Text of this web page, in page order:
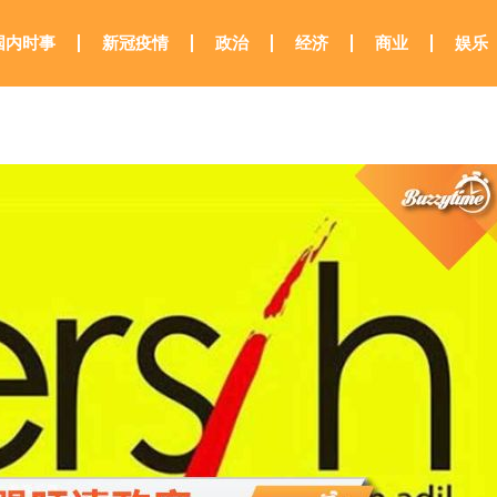
内时事 新冠疫情 政治 经济 商业 娱乐